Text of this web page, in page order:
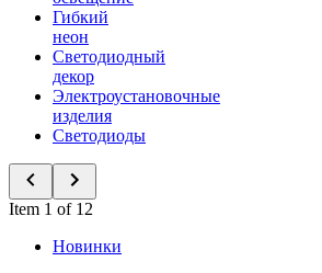
Гибкий
неон
Светодиодный
декор
Электроустановочные
изделия
Светодиоды
Item 1 of 12
Новинки